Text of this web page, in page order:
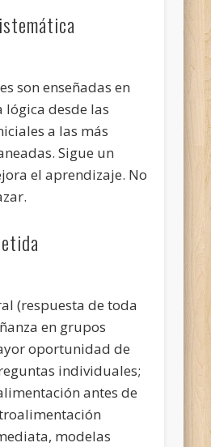
son enseñadas en
lógica desde las
a las más
Sigue un
el aprendizaje. No
(respuesta de toda
en grupos
oportunidad de
individuales;
antes de
modelas